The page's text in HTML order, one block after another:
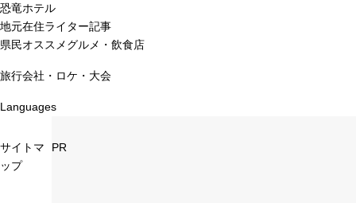
恐竜ホテル
地元在住ライター記事
県民オススメグルメ・飲食店
旅行会社・ロケ・大会
Languages
サイトマ
ップ
PR